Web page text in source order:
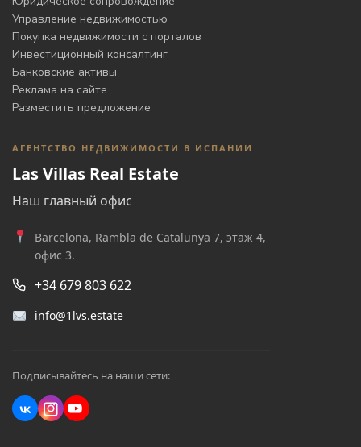
Управление недвижимостью
Покупка недвижимости с порталов
Инвестиционный консалтинг
Банковские активы
Реклама на сайте
Разместить предложение
АГЕНТСТВО НЕДВИЖИМОСТИ В ИСПАНИИ
Las Villas Real Estate
Наш главный офис
Barcelona, Rambla de Catalunya 7, этаж 4,
офис 3.
+34 679 803 622
info@1lvs.estate
Подписывайтесь на наши сети: